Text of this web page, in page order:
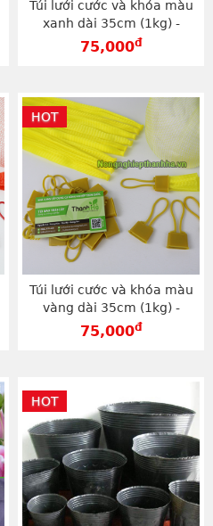
Túi lưới cước và khóa màu
xanh dài 35cm (1kg) -
BLX35
75,000đ
Túi lưới cước và khóa màu
vàng dài 35cm (1kg) -
BLV35
75,000đ
HOT
HOT